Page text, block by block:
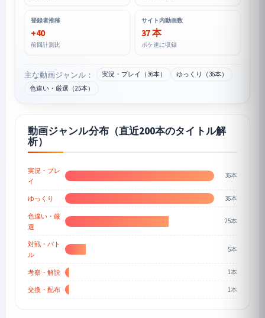
登録者推移
+40
前回計測比
サイト内動画数
37 本
ポケ速に収録
主な動画ジャンル： 実況・プレイ（36本）
ゆっくり（36本）
色違い・厳選（25本）
動画ジャンル分布（直近200本のタイトル解
析）
実況・プレ
イ
36本
ゆっくり 36本
色違い・厳
選
25本
対戦・バト
ル
5本
考察・解説 1本
交換・配布 1本